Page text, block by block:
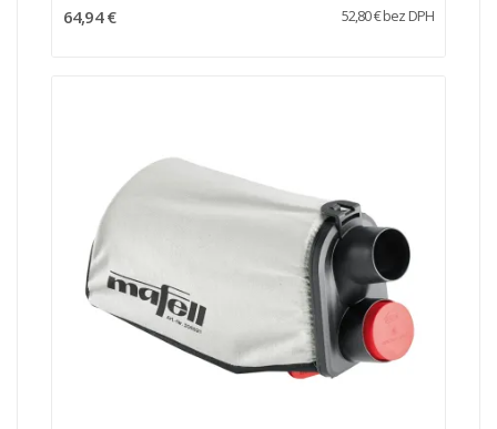
64,94 € 52,80 € bez DPH